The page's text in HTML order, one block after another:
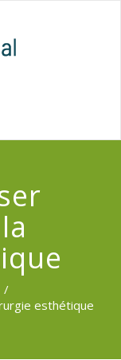
/
esthétique